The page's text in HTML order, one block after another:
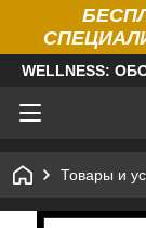
WELLNESS:
Товары и